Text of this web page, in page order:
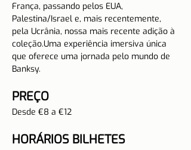
França, passando pelos EUA,
Palestina/Israel e, mais recentemente,
pela Ucrânia, nossa mais recente adição à
coleção.Uma experiência imersiva única
que oferece uma jornada pelo mundo de
Banksy.
PREÇO
Desde €8 a €12
HORÁRIOS BILHETES